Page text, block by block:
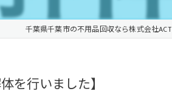
千葉県千葉市の不用品回収なら株式会社ACT
を行いました】